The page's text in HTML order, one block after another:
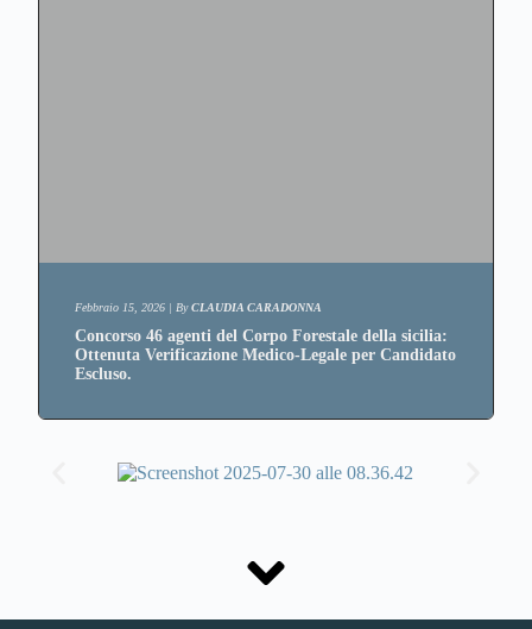
Febbraio 15, 2026 | ByCLAUDIA CARADONNA
Concorso 46 agenti del Corpo Forestale della sicilia:
Ottenuta Verificazione Medico-Legale per Candidato
Escluso.